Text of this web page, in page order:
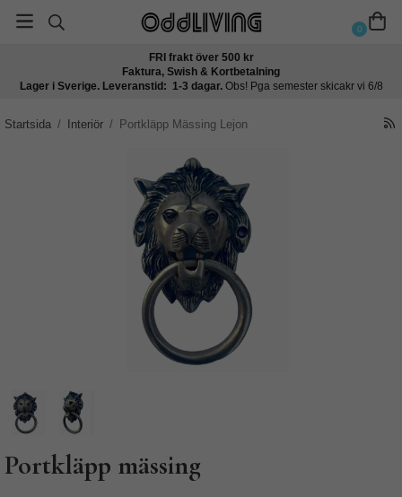
0
FRI frakt över 500 kr
Faktura, Swish & Kortbetalning
Lager i Sverige. Leveranstid: 1-3 dagar. Obs! Pga semester skicakr vi 6/8
Startsida / Interiör / Portkläpp Mässing Lejon
Portkläpp mässing